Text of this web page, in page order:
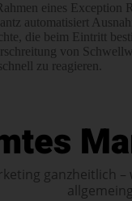
eines Exception
automatisiert
die beim Eintritt
von
zu reagieren.
ganzheitlich